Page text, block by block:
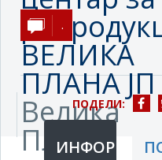
ВЕЛИКА
ПЛАНА ЈП
Велика
Плана
.
ПОДЕЛИ: